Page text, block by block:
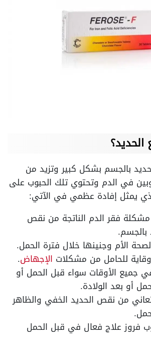
بالجسم بشكل كبير وتزيد من
في الدم وتحتوي تلك الحبوب على
يمثل إفادة عظمي في الآتي:
فقر الدم الناتجة من نقص
.
الأم وجنينها خلال فترة الحمل.
للحامل من مشكلات الإجهاض.
جميع الأوقات سواء قبل الحمل أو
أو بعد الولادة.
من نقص الحديد الخفي والظاهر
.
فروز علاج فعال في قبل الحمل